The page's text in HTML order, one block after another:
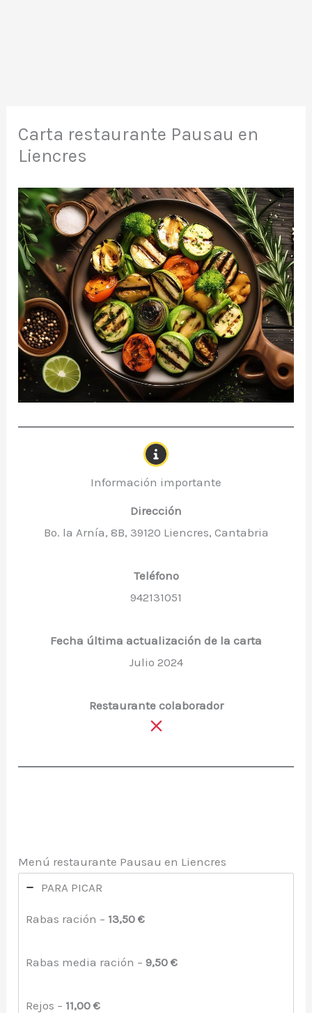
Carta restaurante Pausau en
Liencres
Información importante
Dirección
Bo. la Arnía, 8B, 39120 Liencres, Cantabria
Teléfono
942131051
Fecha última actualización de la carta
Julio 2024
Restaurante colaborador
Menú restaurante Pausau en Liencres
PARA PICAR
Rabas ración – 13,50 €
Rabas media ración –9,50 €
Rejos – 11,00 €